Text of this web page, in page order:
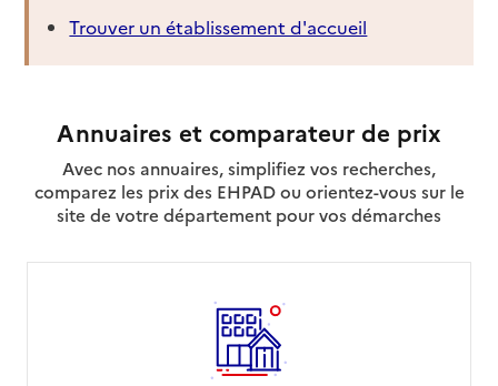
Trouver un établissement d'accueil
Annuaires et comparateur de prix
Avec nos annuaires, simplifiez vos recherches,
comparez les prix des EHPAD ou orientez-vous sur le
site de votre département pour vos démarches